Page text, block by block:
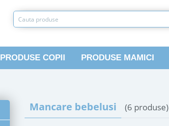
PRODUSE COPII PRODUSE MAMICI
Mancare bebelusi (6 produse)